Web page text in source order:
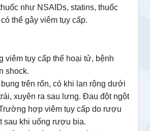
như NSAIDs, statins, thuốc
thể gây viêm tụy cấp.
viêm tụy cấp thể hoại tử, bệnh
shock.
trên rốn, có khi lan rộng dưới
xuyên ra sau lưng. Đau đột ngột
hợp viêm tụy cấp do rượu
sau khi uống rượu bia.